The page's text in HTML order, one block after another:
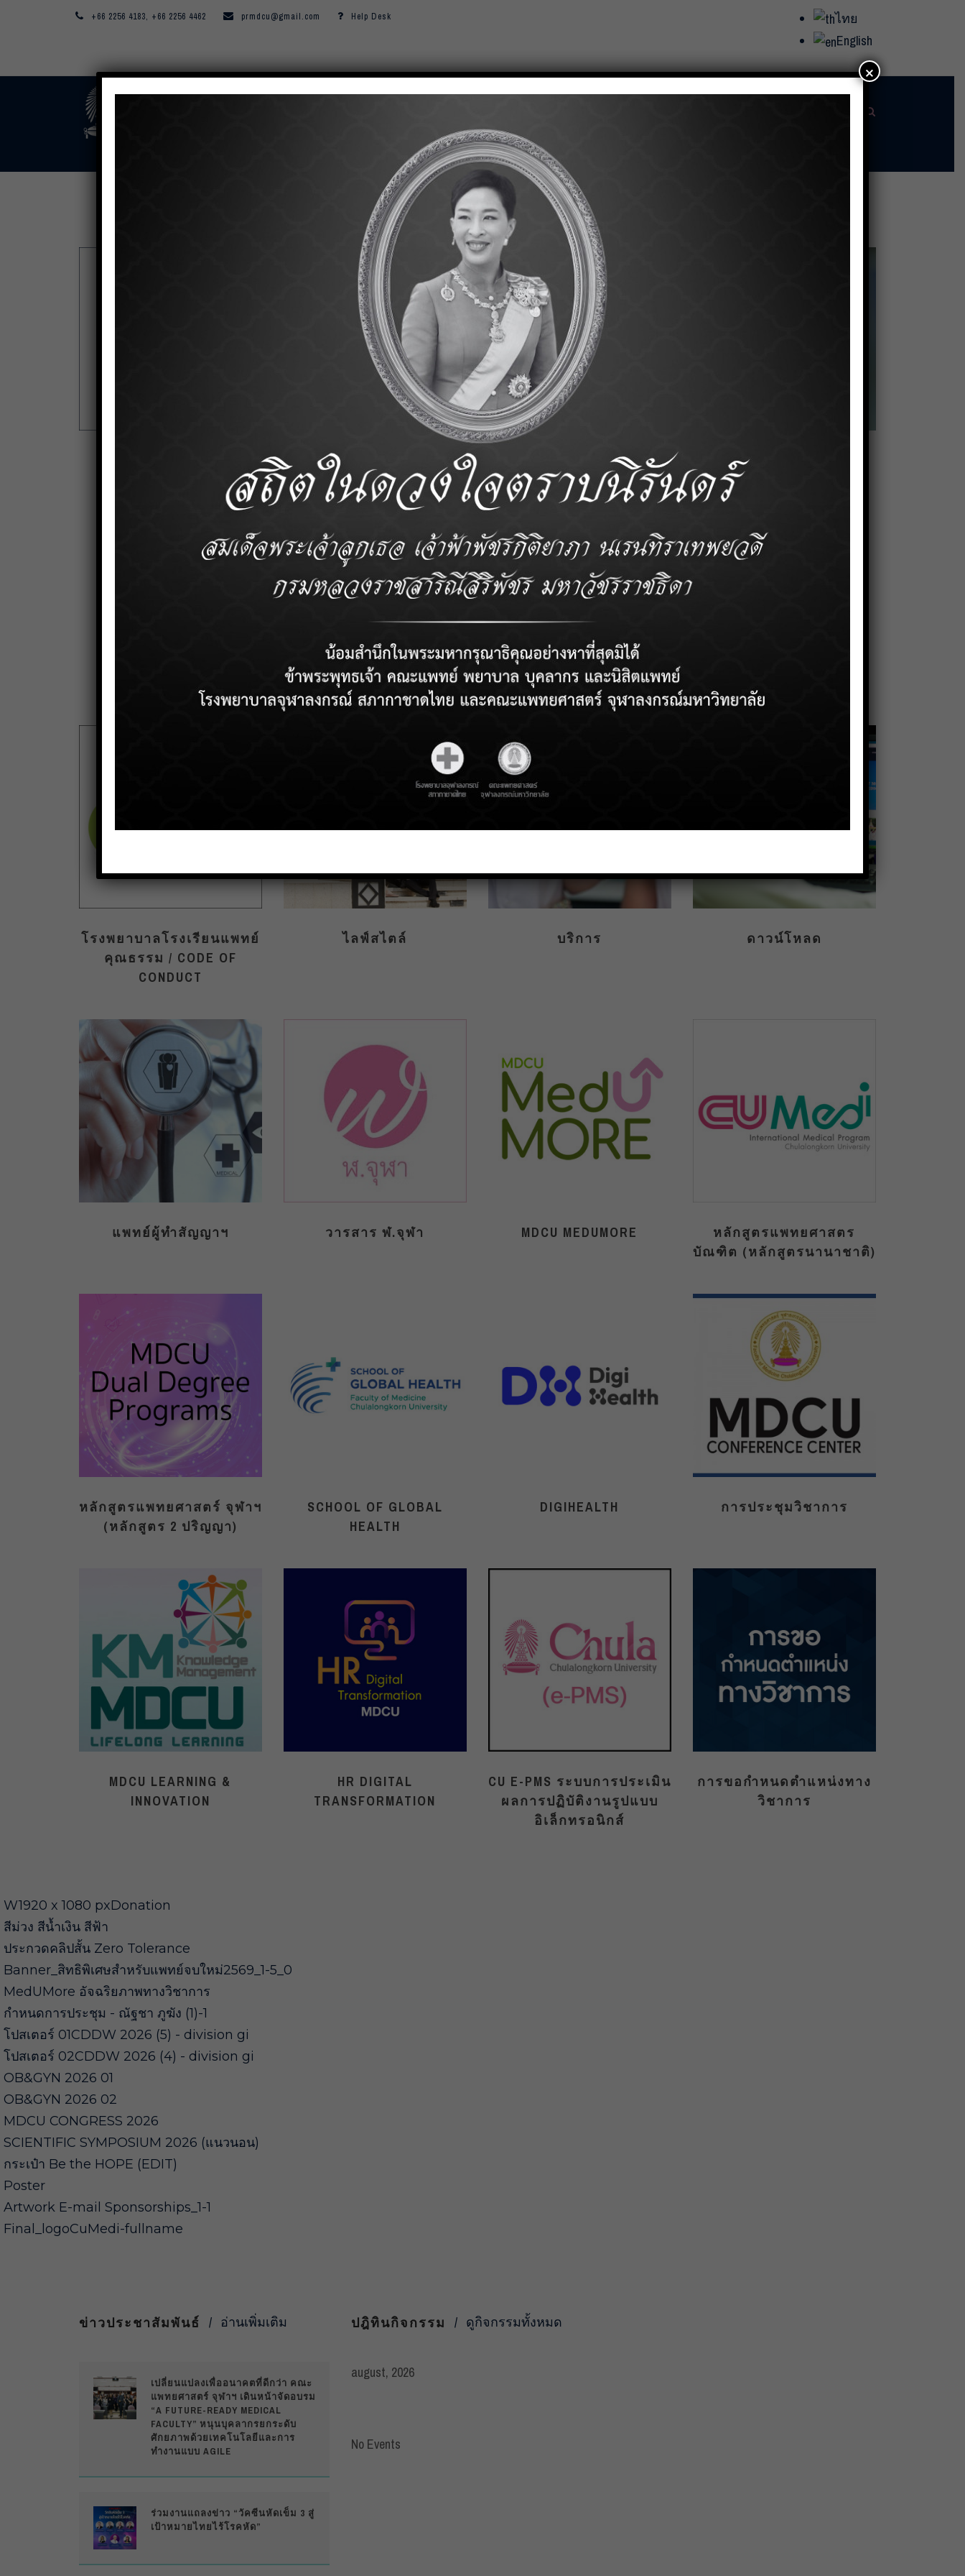
+66 2256 4183, +66 2256 4462 prmdcu@gmail.com Help Desk
ไทย
English
หอสมุดคณะแพทยศาสตร์
โรงพยาบาลโรงเรียนแพทย์
คุณธรรม / CODE OF
CONDUCT
ไลฟ์สไตล์ บริการ ดาวน์โหลด
แพทย์ผู้ทำสัญญาฯ วารสาร ฬ.จุฬา MDCU MEDUMORE
หลักสูตรแพทยศาสตร
บัณฑิต (หลักสูตรนานาชาติ)
หลักสูตรแพทยศาสตร์ จุฬาฯ
(หลักสูตร 2 ปริญญา)
SCHOOL OF GLOBAL
HEALTH
DIGIHEALTH การประชุมวิชาการ
MDCU LEARNING &
INNOVATION
HR DIGITAL
TRANSFORMATION
CU E-PMS ระบบการประเมิน
ผลการปฏิบัติงานรูปแบบ
อิเล็กทรอนิกส์
การขอกำหนดตำแหน่งทาง
วิชาการ
W1920 x 1080 pxDonation
สีม่วง สีน้ำเงิน สีฟ้า
ประกวดคลิปสั้น Zero Tolerance
Banner_สิทธิพิเศษสำหรับแพทย์จบใหม่2569_1-5_0
MedUMore อัจฉริยภาพทางวิชาการ
กำหนดการประชุม - ณัฐชา ภูฆัง (1)-1
โปสเตอร์ 01CDDW 2026 (5) - division gi
โปสเตอร์ 02CDDW 2026 (4) - division gi
OB&GYN 2026 01
OB&GYN 2026 02
MDCU CONGRESS 2026
SCIENTIFIC SYMPOSIUM 2026 (แนวนอน)
กระเป๋า Be the HOPE (EDIT)
Poster
Artwork E-mail Sponsorships_1-1
Final_logoCuMedi-fullname
ข่าวประชาสัมพันธ์ อ่านเพิ่มเติม
เปลี่ยนแปลงเพื่ออนาคตที่ดีกว่า คณะ
แพทยศาสตร์ จุฬาฯ เดินหน้าจัดอบรม
“A FUTURE-READY MEDICAL
FACULTY” หนุนบุคลากรยกระดับ
ศักยภาพด้วยเทคโนโลยีและการ
ทำงานแบบ AGILE
ร่วมงานแถลงข่าว “วัคซีนหัดเข็ม 3 สู่
เป้าหมายไทยไร้โรคหัด”
ปฎิทินกิจกรรม ดูกิจกรรมทั้งหมด
august, 2026
No Events
×